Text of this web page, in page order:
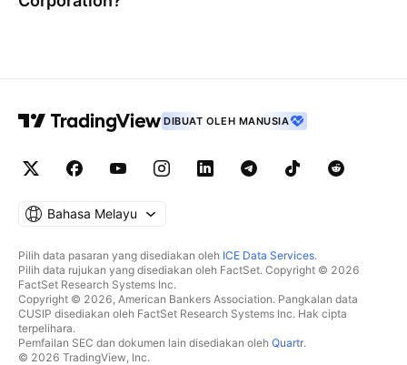
DIBUAT OLEH MANUSIA
Bahasa Melayu
Pilih data pasaran yang disediakan oleh ICE Data Services.
Pilih data rujukan yang disediakan oleh FactSet. Copyright © 2026
FactSet Research Systems Inc.
Copyright © 2026, American Bankers Association. Pangkalan data
CUSIP disediakan oleh FactSet Research Systems Inc. Hak cipta
terpelihara.
Pemfailan SEC dan dokumen lain disediakan oleh Quartr.
© 2026 TradingView, Inc.